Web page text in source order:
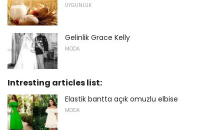
UYGUNLUK
Gelinlik Grace Kelly
MODA
Intresting articles list:
Elastik bantta açık omuzlu elbise
MODA